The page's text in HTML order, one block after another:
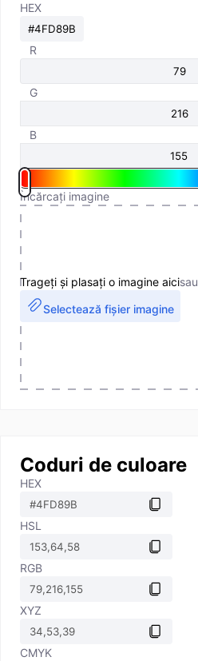
HEX
R
G
B
Încărcați imagine
Trageți și plasați o imagine aicisau
Selectează fișier imagine
Coduri de culoare
HEX
HSL
RGB
XYZ
CMYK